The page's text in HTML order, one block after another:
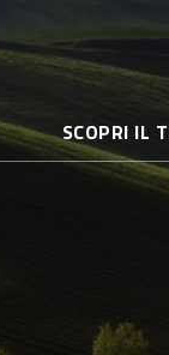
SCOPRI IL